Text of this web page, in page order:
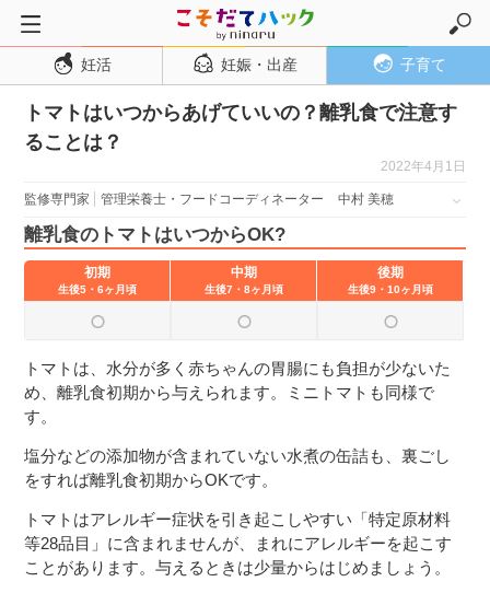
トップページ
妊活
妊娠・出産
妊娠初期
妊娠中期
妊娠後期
子育て・育児
１歳児
２歳児
３〜６歳児
７〜１２歳児
妊活 妊娠・出産 子育て
トマトはいつからあげていいの？離乳食で注意す
ることは？
2022年4月1日
監修専門家 管理栄養士・フードコーディネーター 中村 美穂
離乳食のトマトはいつからOK?
初期
生後5・6ヶ月頃
中期
生後7・8ヶ月頃
後期
生後9・10ヶ月頃
トマトは、水分が多く赤ちゃんの胃腸にも負担が少ないた
め、離乳食初期から与えられます。ミニトマトも同様で
す。
塩分などの添加物が含まれていない水煮の缶詰も、裏ごし
をすれば離乳食初期からOKです。
トマトはアレルギー症状を引き起こしやすい「特定原材料
等28品目」に含まれませんが、まれにアレルギーを起こす
ことがあります。与えるときは少量からはじめましょう。